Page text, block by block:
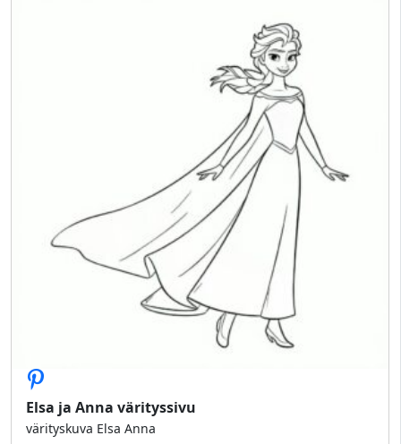
Elsa ja Anna värityssivu
värityskuva Elsa Anna